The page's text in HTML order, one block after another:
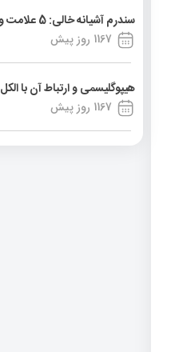
سندرم آشیانه خالی: 5 علامت و نشانه آن
1167 روز پیش
هیپوگلیسمی و ارتباط آن با الکل
1167 روز پیش